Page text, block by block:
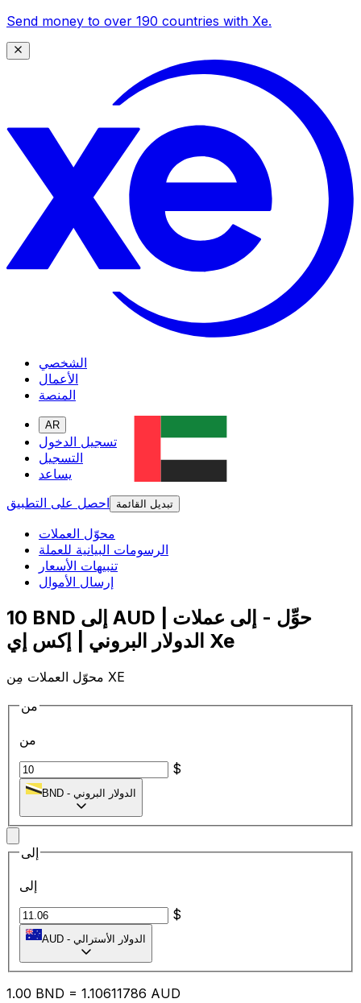
Send money to over 190 countries with Xe.
الشخصي
الأعمال
المنصة
AR
تسجيل الدخول
التسجيل
يساعد
احصل على التطبيق
تبديل القائمة
محوّل العملات
الرسومات البيانية للعملة
تنبيهات الأسعار
إرسال الأموال
10 BND إلى AUD | حوِّل - إلى عملات
الدولار البروني | إكس إي Xe
محوّل العملات مِن XE
من
من
$
BND - الدولار البروني
إلى
إلى
$
AUD - الدولار الأسترالي
1.00 BND = 1.10611786 AUD